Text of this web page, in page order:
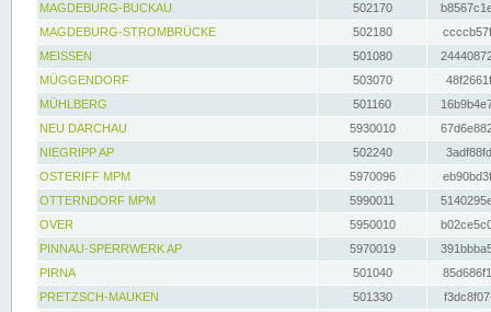
MAGDEBURG-BUCKAU
502170
MAGDEBURG-STROMBRÜCKE
502180
MEISSEN
501080
MÜGGENDORF
503070
MÜHLBERG
501160
NEU DARCHAU
5930010
NIEGRIPP AP
502240
OSTERIFF MPM
5970096
OTTERNDORF MPM
5990011
OVER
5950010
PINNAU-SPERRWERK AP
5970019
PIRNA
501040
PRETZSCH-MAUKEN
501330